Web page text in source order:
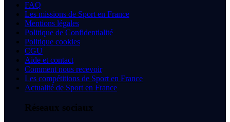
FAQ
Les missions de Sport en France
Mentions légales
Politique de Confidentialité
Politique cookies
CGU
Aide et contact
Comment nous recevoir
Les compétitions de Sport en France
Actualité de Sport en France
Réseaux sociaux